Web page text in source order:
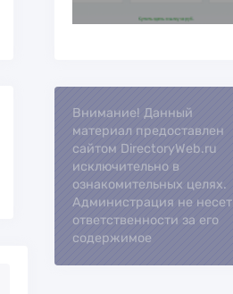
Внимание! Данный
материал предоставлен
сайтом DirectoryWeb.ru
исключительно в
ознакомительных целях.
Администрация не несет
ответственности за его
содержимое